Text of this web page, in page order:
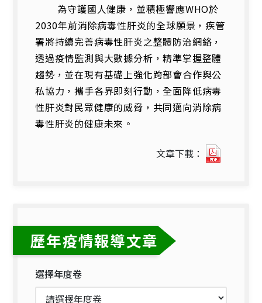
為守護國人健康，並積極響應WHO於
2030年前消除病毒性肝炎的全球願景，疾管
署將持續完善病毒性肝炎之整體防治網絡，
透過疫情監測與大數據分析，精準掌握整體
趨勢，並在現有基礎上強化跨部會合作與公
私協力，攜手各界即刻行動，全面降低病毒
性肝炎對民眾健康的威脅，共同邁向消除病
毒性肝炎的健康未來。
文章下載：
歷年疫情報導文章
選擇年度卷